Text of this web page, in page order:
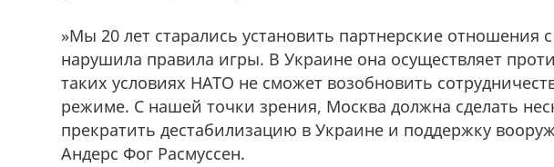
»Мы 20 лет старались установить партнерские отношения
нарушила правила игры. В Украине она осуществляет
таких условиях НАТО не сможет возобновить
режиме. С нашей точки зрения, Москва должна сделать
прекратить дестабилизацию в Украине и поддержку
Андерс Фог Расмуссен.